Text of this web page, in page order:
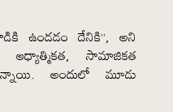
ఉండడం దేనికి”, అని
ఆధ్యాత్మికత, సామాజికత
అందులో మూడు